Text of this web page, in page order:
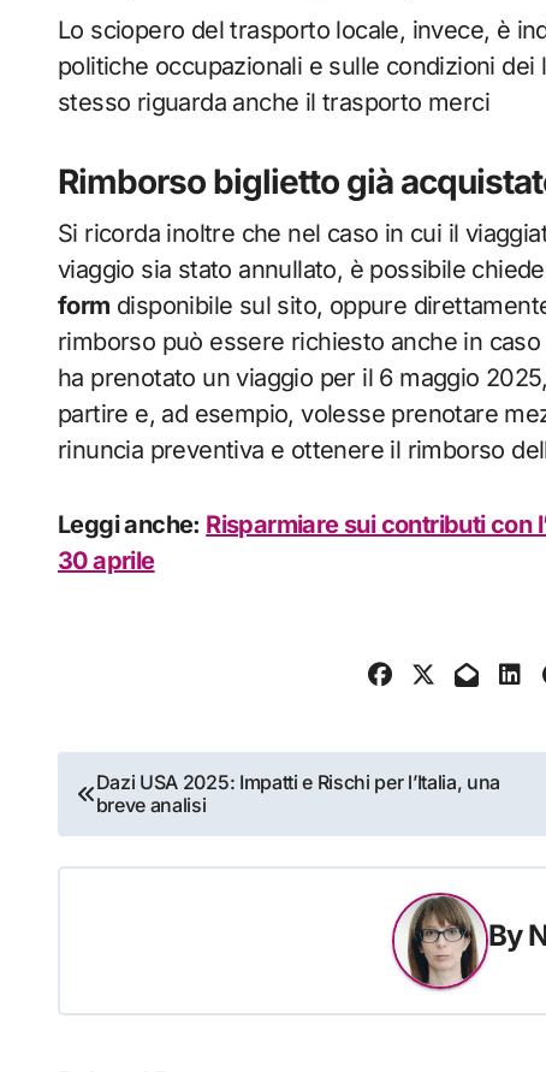
Lo sciopero del trasporto locale, invece, è
politiche occupazionali e sulle condizioni
stesso riguarda anche il trasporto merci
Rimborso biglietto già
Si ricorda inoltre che nel caso in cui il
viaggio sia stato annullato, è possibile
form disponibile sul sito, oppure
rimborso può essere richiesto anche in caso
ha prenotato un viaggio per il 6 maggio
partire e, ad esempio, volesse prenotare
rinuncia preventiva e ottenere il rimborso
Leggi anche: Risparmiare sui contributi con
30 aprile
Navigazione
articoli
Dazi USA 2025: Impatti e Rischi per l’Italia, una
breve analisi
By